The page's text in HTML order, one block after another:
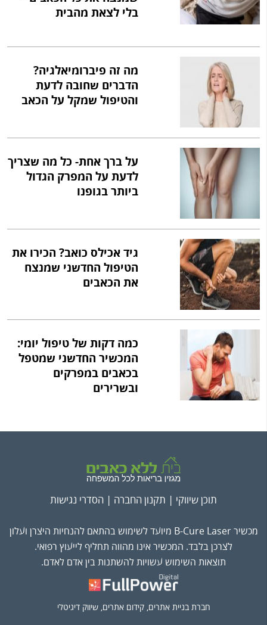
בלי לצאת מהבית
מה זה פיברומיאלגיה?
הדברים שחובה לדעת
והטיפול שמקל על הכאב
על ברך אחת- כל מה שצריך
לדעת על המפרק הגדול
ביותר בגופנו
גיד אכילס כואב? הכירו את
הטיפול החדשני שמנצח
את הכאבים
כמה דקות של טיפול יומי:
המכשיר החדשני שמטפל
בכאבים במפרקים
ובשרירים
תוכן שיווקי | תקנון החברה הסדרי נגישות
מכשיר B-Cure Laser מיועד לשימוש בהתאם להנחיות היצרן ועלון
לצרכן בלבד. המכשיר אינו מהווה תחליף לייעוץ רפואי.
תוצאות השימוש עשויות להשתנות בין אדם לאדם.
חברת בניית אתרים, קידום אתרים, שיווק דיגיטלי